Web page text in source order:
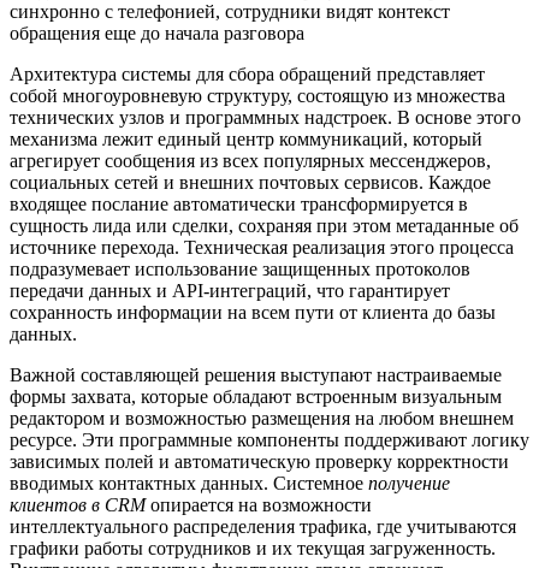
синхронно с телефонией, сотрудники видят контекст
обращения еще до начала разговора
Архитектура системы для сбора обращений представляет
собой многоуровневую структуру, состоящую из множества
технических узлов и программных надстроек. В основе этого
механизма лежит единый центр коммуникаций, который
агрегирует сообщения из всех популярных мессенджеров,
социальных сетей и внешних почтовых сервисов. Каждое
входящее послание автоматически трансформируется в
сущность лида или сделки, сохраняя при этом метаданные об
источнике перехода. Техническая реализация этого процесса
подразумевает использование защищенных протоколов
передачи данных и API-интеграций, что гарантирует
сохранность информации на всем пути от клиента до базы
данных.
Важной составляющей решения выступают настраиваемые
формы захвата, которые обладают встроенным визуальным
редактором и возможностью размещения на любом внешнем
ресурсе. Эти программные компоненты поддерживают логику
зависимых полей и автоматическую проверку корректности
вводимых контактных данных. Системное получение
клиентов в CRMопирается на возможности
интеллектуального распределения трафика, где учитываются
графики работы сотрудников и их текущая загруженность.